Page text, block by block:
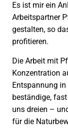
Es ist mir ein
Arbeitspartner
gestalten, so
profitieren.
Die Arbeit mit
Konzentration
Entspannung
beständige,
uns dreien –
für die